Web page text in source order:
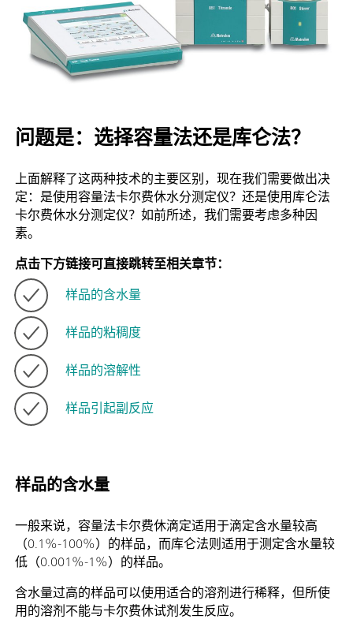
问题是：选择容量法还是库仑法？
上面解释了这两种技术的主要区别，现在我们需要做出决
定：是使用容量法卡尔费休水分测定仪？还是使用库仑法
卡尔费休水分测定仪？如前所述，我们需要考虑多种因
素。
点击下方链接可直接跳转至相关章节：
样品的含水量
样品的粘稠度
样品的溶解性
样品引起副反应
样品的含水量
一般来说，容量法卡尔费休滴定适用于滴定含水量较高
（0.1%-100%）的样品，而库仑法则适用于测定含水量较
低（0.001%-1%）的样品。
含水量过高的样品可以使用适合的溶剂进行稀释，但所使
用的溶剂不能与卡尔费休试剂发生反应。